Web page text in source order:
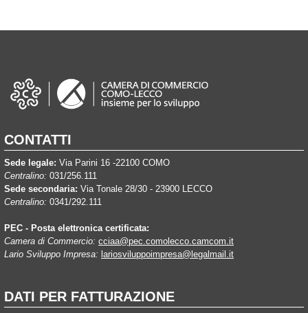
CONTATTI
Sede legale: Via Parini 16 -22100 COMO
Centralino: 031/256.111
Sede secondaria: Via Tonale 28/30 - 23900 LECCO
Centralino: 0341/292.111
PEC - Posta elettronica certificata:
Camera di Commercio: cciaa@pec.comolecco.camcom.it
Lario Sviluppo Impresa: lariosviluppoimpresa@legalmail.it
DATI PER FATTURAZIONE